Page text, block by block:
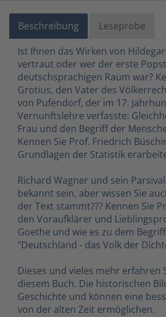
Beschreibung
Leseprobe
Ist Ihnen das Wirken von
vertraut oder wer der erste
deutschsprachigen Raum war?
Grotius, den Vater des
von Pufendorf, der im 17.
Vernunftslehre verfasste:
Frau und den Begriff der
Kennen Sie Prof. Friedrich
Grundlagen der Statistik
Richard Wagner und sein
bekannt sein, aber wissen Sie
der Text stammt??? Kennen Sie
den Voraufklärer und
Goethe und wie es zu dem
"Deutschland - das Volk der
Dieses und vieles mehr erfahren
diesem Buch. Die historischen
Geschichte und können eine
von der alten Zeit ermöglichen.